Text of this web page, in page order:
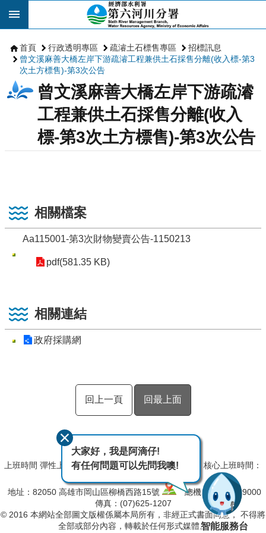
跳到主要內容區塊
首頁 行政透明專區 疏濬土石標售專區
招標訊息
曾文溪麻善大橋左岸下游疏濬工程兼供土石採售分離(收入標-第3
次土方標售)-第3次公告
曾文溪麻善大橋左岸下游疏濬
工程兼供土石採售分離(收入
標-第3次土方標售)-第3次公告
相關檔案
Aa115001-第3次財物變賣公告-1150213
pdf(581.35 KB)
相關連結
政府採購網
回上一頁 回最上面
上班時間 彈性上班時間：08:00~09:00,17:00~18:00﹔核心上班時間：
地址：82050 高雄市岡山區柳橋西路15號
總機：(07)627-9000
傳真：(07)625-1207
© 2016 本網站全部圖文版權係屬本局所有，非經正式書面同意， 不得將
全部或部分內容，轉載於任何形式媒體。
大家好，我是阿滴仔!
有任何問題可以先問我噢!
智能服務台